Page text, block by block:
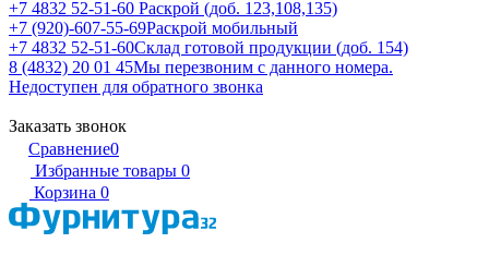
+7 4832 52-51-60 Раскрой (доб. 123,108,135)
+7 (920)-607-55-69Раскрой мобильный
+7 4832 52-51-60Склад готовой продукции (доб. 154)
8 (4832) 20 01 45Мы перезвоним с данного номера.
Недоступен для обратного звонка
Заказать звонок
Сравнение0
Избранные товары 0
Корзина 0